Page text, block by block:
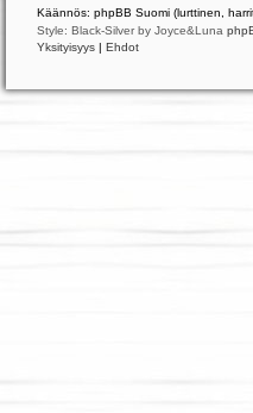
Käännös: phpBB Suomi (lurttinen,
Style: Black-Silver by Joyce&Luna
Yksityisyys | Ehdot